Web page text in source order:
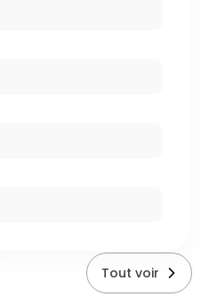
Tout voir